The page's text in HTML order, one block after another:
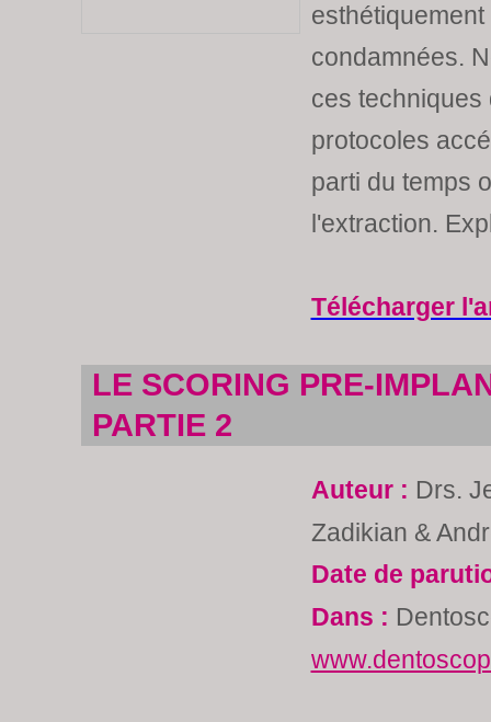
condamnées.
ces techniques
protocoles
parti du temps
l'extraction.
Télécharger
LE SCORING PRE-
PARTIE 2
Auteur : Drs.
Zadikian &
Date de
Dans :